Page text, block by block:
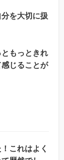
を大切に扱
もっときれ
じることが
これはよく